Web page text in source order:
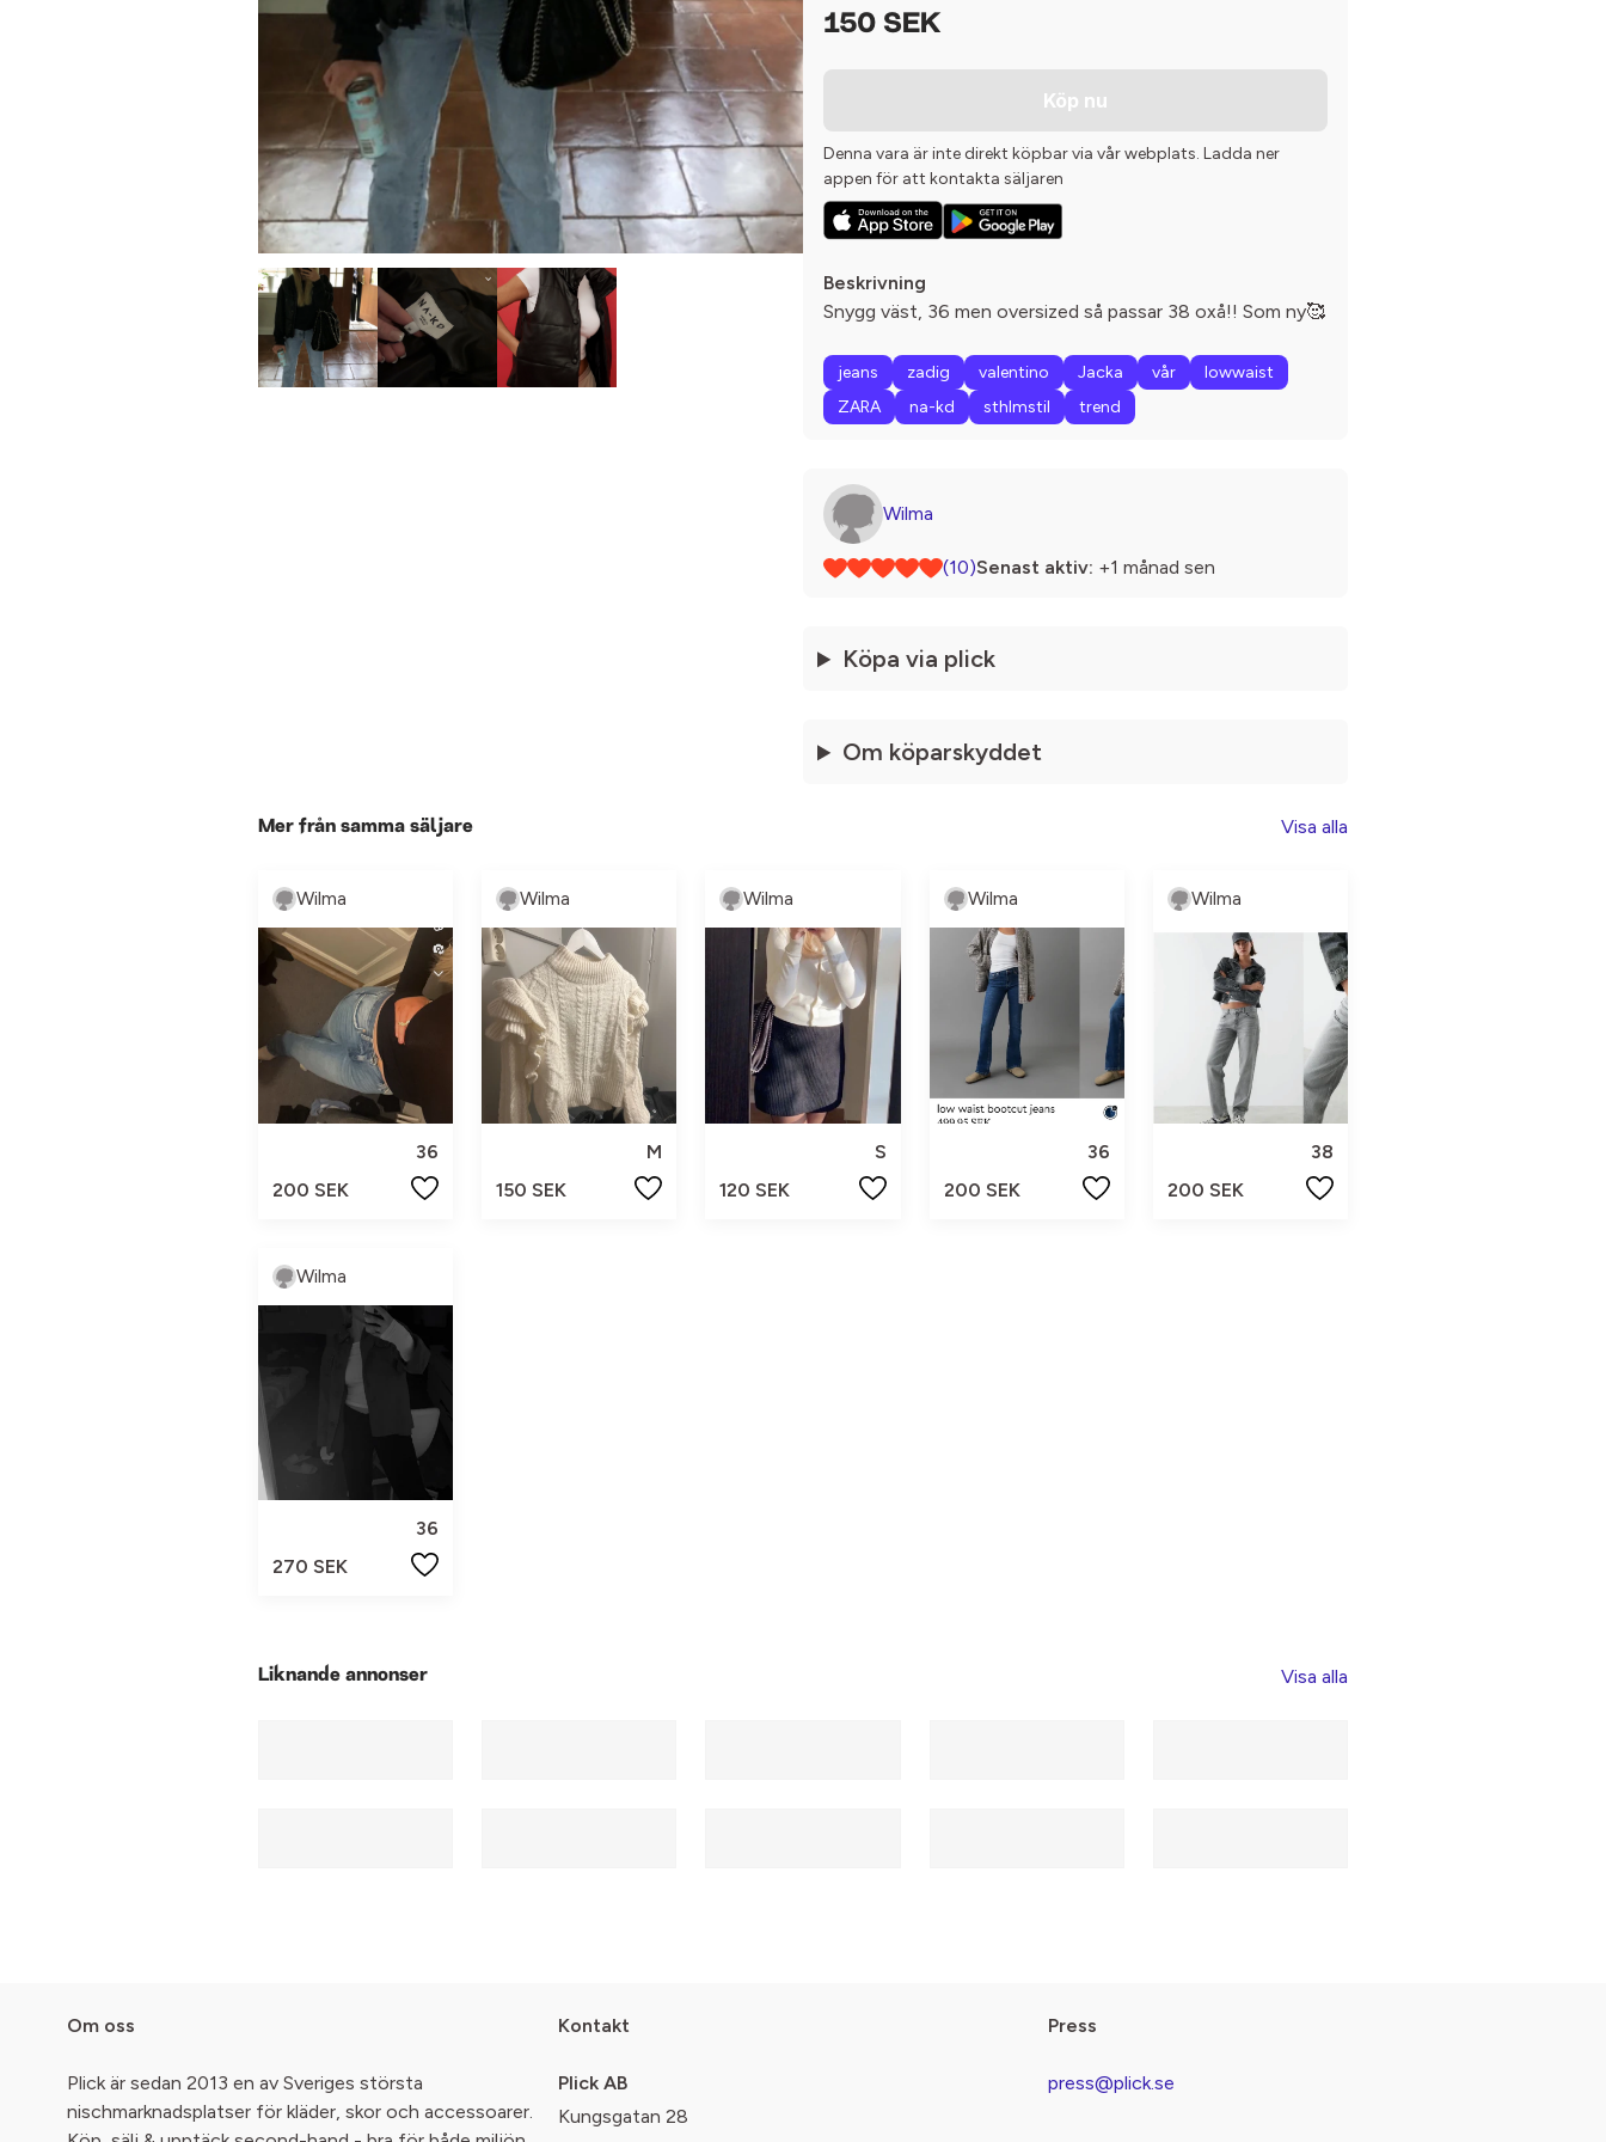
150 SEK
Köp nu
Denna vara är inte direkt köpbar via vår webplats. Ladda ner
appen för att kontakta säljaren
Beskrivning
Snygg väst, 36 men oversized så passar 38 oxå!! Som ny🥰
jeans zadig valentino Jacka vår
lowwaist
ZARA
na-kd sthlmstil trend
Wilma
(10)Senast aktiv: +1 månad sen
Köpa via plick
Om köparskyddet
Mer från samma säljare Visa alla
Wilma
36
200 SEK
Wilma
M
150 SEK
Wilma
S
120 SEK
Wilma
36
200 SEK
Wilma
38
200 SEK
Wilma
36
270 SEK
Liknande annonser Visa alla
Om oss
Plick är sedan 2013 en av Sveriges största
nischmarknadsplatser för kläder, skor och accessoarer.
Kontakt
Plick AB
Kungsgatan 28
Press
press@plick.se